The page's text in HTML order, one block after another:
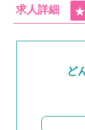
求人詳細
ど